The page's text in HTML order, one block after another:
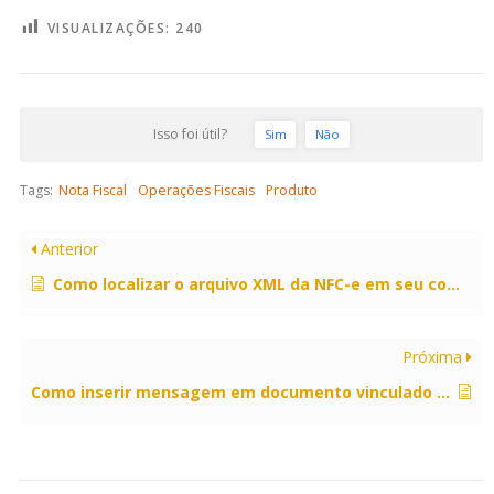
VISUALIZAÇÕES: 240
Isso foi útil? Sim Não
Tags: Nota Fiscal Operações Fiscais Produto
Anterior
Como localizar o arquivo XML da NFC-e em seu computador?
Próxima
Como inserir mensagem em documento vinculado ao CFOP?